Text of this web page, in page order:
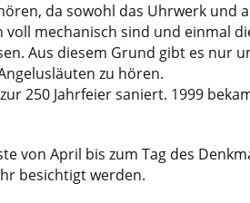
da sowohl das Uhrwerk und
voll mechanisch sind und einmal
Aus diesem Grund gibt es nur
zu hören.
250 Jahrfeier saniert. 1999
von April bis zum Tag des
besichtigt werden.